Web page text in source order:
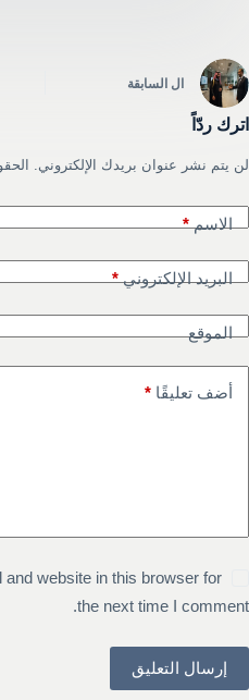
ال السابقة
اترك ردّاً
لن يتم نشر عنوان بريدك الإلكتروني.
الاسم*
البريد الإلكتروني*
الموقع
أضف تعليقًا *
website in this browser for
the next time I comment.
إرسال التعليق